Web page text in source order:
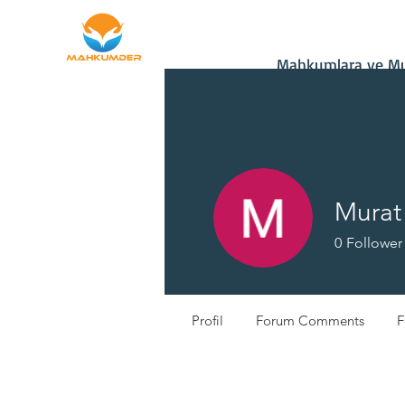
Mahkumlara ve
0 Follower
Profil Forum Comments